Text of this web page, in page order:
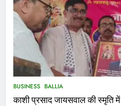
BUSINESS BALLIA
काशी प्रसाद जायसवाल की स्मृति में
फांसी
NATIONAL
Ballia :
मिले 1.38